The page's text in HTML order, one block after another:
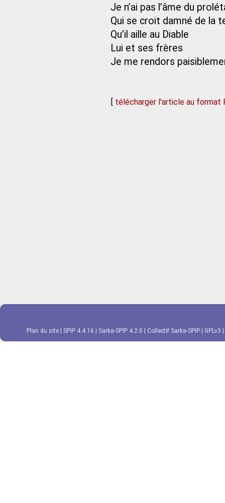
Je n’ai pas l’âme du
Qui se croit damné de la
Qu’il aille au Diable
Lui et ses frères
Je me rendors
[ télécharger l'article au format
Plan du site SPIP 4.4.16 Sarka-SPIP 4.2.0 Collectif Sarka-SPIP GPLv3